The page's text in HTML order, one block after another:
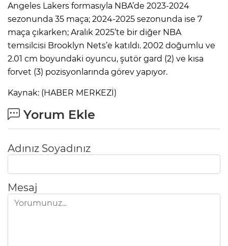
Angeles Lakers formasıyla NBA’de 2023-2024
sezonunda 35 maça; 2024-2025 sezonunda ise 7
maça çıkarken; Aralık 2025’te bir diğer NBA
temsilcisi Brooklyn Nets’e katıldı. 2002 doğumlu ve
2.01 cm boyundaki oyuncu, şutör gard (2) ve kısa
forvet (3) pozisyonlarında görev yapıyor.
Kaynak: (HABER MERKEZİ)
Yorum Ekle
Adınız Soyadınız
Mesaj